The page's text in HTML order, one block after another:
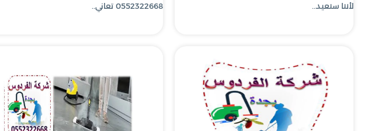
لأننا سنعيد..
0552322668 تعاني..